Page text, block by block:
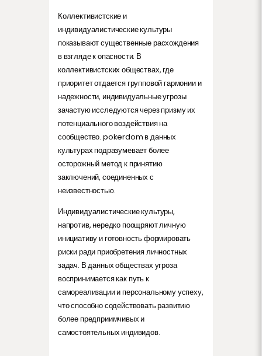
Коллективистские и
индивидуалистические культуры
показывают существенные расхождения
в взгляде к опасности. В
коллективистских обществах, где
приоритет отдается групповой гармонии и
надежности, индивидуальные угрозы
зачастую исследуются через призму их
потенциального воздействия на
сообщество. pokerdom в данных
культурах подразумевает более
осторожный метод к принятию
заключений, соединенных с
неизвестностью.
Индивидуалистические культуры,
напротив, нередко поощряют личную
инициативу и готовность формировать
риски ради приобретения личностных
задач. В данных обществах угроза
воспринимается как путь к
самореализации и персональному успеху,
что способно содействовать развитию
более предприимчивых и
самостоятельных индивидов.